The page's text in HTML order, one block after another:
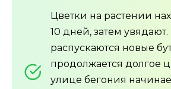
Цветки на растении
10 дней, затем
распускаются новые
продолжается долгое
улице бегония